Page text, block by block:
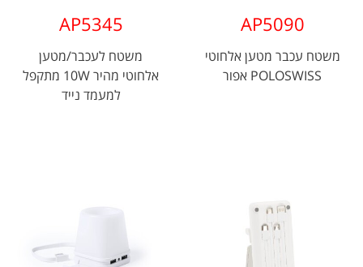
AP5090
משטח עכבר מטען אלחוטי
POLOSWISS אפור
AP5345
משטח לעכבר/מטען
אלחוטי מהיר 10W מתקפל
למעמד נייד